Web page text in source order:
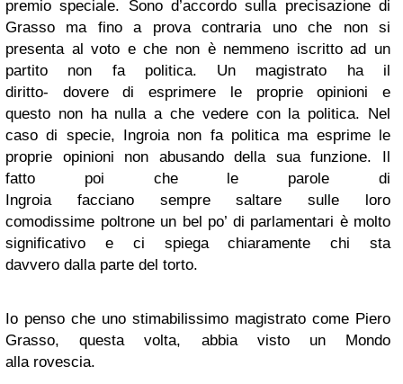
premio speciale. Sono d’accordo sulla precisazione di
Grasso ma fino a prova contraria uno che non si
presenta al voto e che non è nemmeno iscritto ad un
partito non fa politica. Un magistrato ha il
diritto- dovere di esprimere le proprie opinioni e
questo non ha nulla a che vedere con la politica. Nel
caso di specie, Ingroia non fa politica ma esprime le
proprie opinioni non abusando della sua funzione. Il
fatto poi che le parole di
Ingroia facciano sempre saltare sulle loro
comodissime poltrone un bel po’ di parlamentari è molto
significativo e ci spiega chiaramente chi sta
davvero dalla parte del torto.
Io penso che uno stimabilissimo magistrato come Piero
Grasso, questa volta, abbia visto un Mondo
alla rovescia.